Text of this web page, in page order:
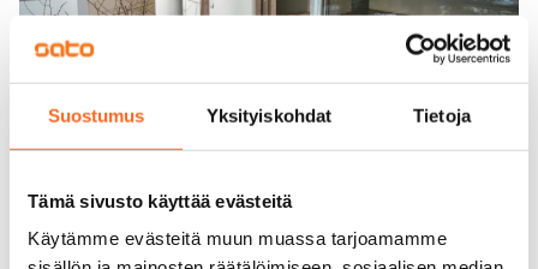
Suostumus Yksityiskohdat Tietoja
Tämä sivusto käyttää evästeitä
Käytämme evästeitä muun muassa tarjoamamme